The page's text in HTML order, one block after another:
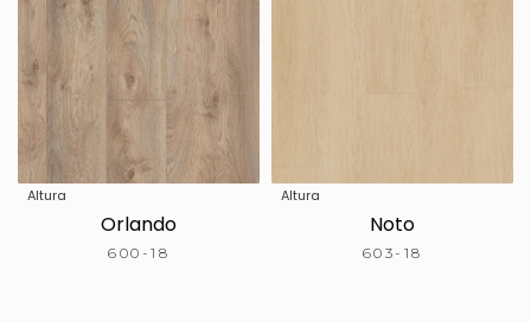
Altura
Orlando
600-18
Altura
Noto
603-18